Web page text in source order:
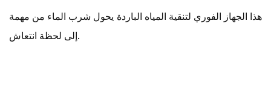
هذا الجهاز الفوري لتنقية المياه الباردة يحول شرب الماء من مهمة
إلى لحظة انتعاش.